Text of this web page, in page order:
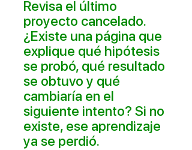
Revisa el último
proyecto cancelado.
¿Existe una página que
explique qué hipótesis
se probó, qué resultado
se obtuvo y qué
cambiaría en el
siguiente intento? Si no
existe, ese aprendizaje
ya se perdió.